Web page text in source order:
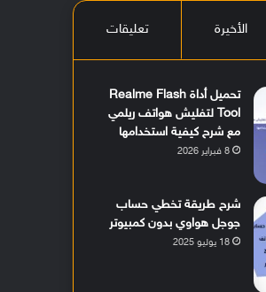
الأخيرة تعليقات
تحميل أداة Realme Flash
Tool لتفليش هواتف ريلمي
مع شرح كيفية استخدامها
8 فبراير 2026
شرح طريقة تخطي حساب
جوجل هواوي بدون كمبيوتر
18 يوليو 2025